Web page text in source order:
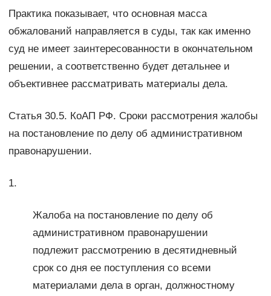
Практика показывает, что основная масса
обжалований направляется в суды, так как именно
суд не имеет заинтересованности в окончательном
решении, а соответственно будет детальнее и
объективнее рассматривать материалы дела.
Статья 30.5. КоАП РФ. Сроки рассмотрения жалобы
на постановление по делу об административном
правонарушении.
1.
Жалоба на постановление по делу об
административном правонарушении
подлежит рассмотрению в десятидневный
срок со дня ее поступления со всеми
материалами дела в орган, должностному